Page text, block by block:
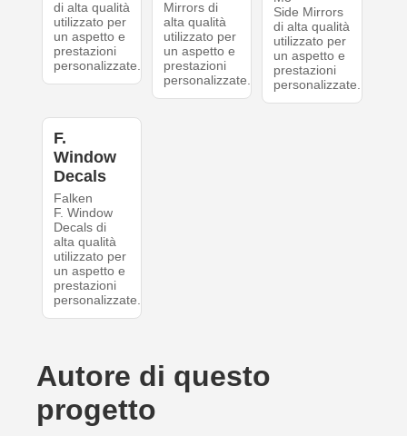
di alta qualità
utilizzato per
un aspetto e
prestazioni
personalizzate.
Mirrors di
alta qualità
utilizzato per
un aspetto e
prestazioni
personalizzate.
Side Mirrors
di alta qualità
utilizzato per
un aspetto e
prestazioni
personalizzate.
F.
Window
Decals
Falken
F. Window
Decals di
alta qualità
utilizzato per
un aspetto e
prestazioni
personalizzate.
Autore di questo
progetto